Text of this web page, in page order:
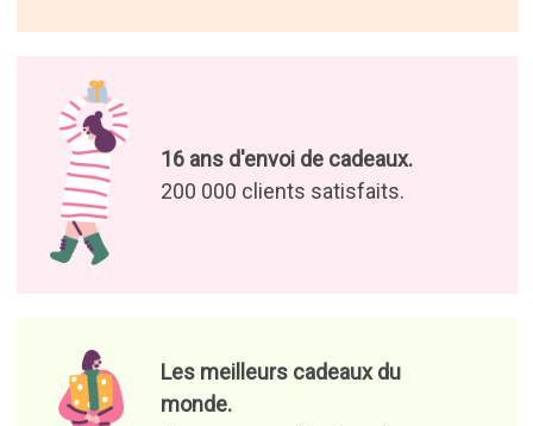
16 ans d'envoi de cadeaux.
200 000 clients satisfaits.
Les meilleurs cadeaux du
monde.